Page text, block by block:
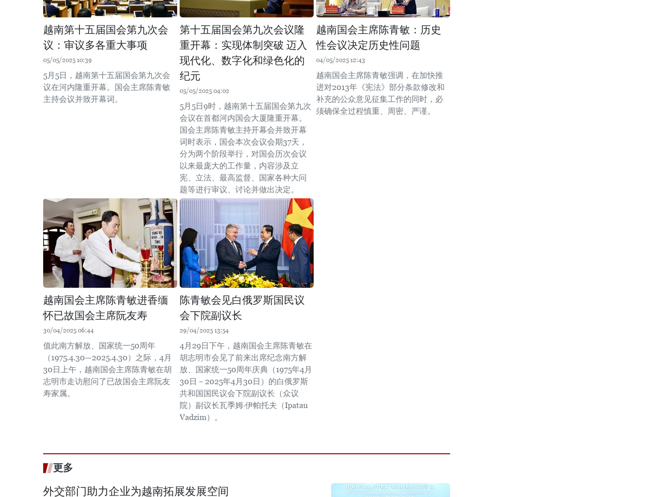
越南第十五届国会第九次会
议：审议多各重大事项
05/05/2025 10:39
5月5日，越南第十五届国会第九次会
议在河内隆重开幕。国会主席陈青敏
主持会议并致开幕词。
第十五届国会第九次会议隆
重开幕：实现体制突破 迈入
现代化、数字化和绿色化的
纪元
05/05/2025 04:02
5月5日9时，越南第十五届国会第九次
会议在首都河内国会大厦隆重开幕。
国会主席陈青敏主持开幕会并致开幕
词时表示，国会本次会议会期37天，
分为两个阶段举行，对国会历次会议
以来最庞大的工作量，内容涉及立
宪、立法、最高监督、国家各种大问
题等进行审议、讨论并做出决定。
越南国会主席陈青敏：历史
性会议决定历史性问题
04/05/2025 12:43
越南国会主席陈青敏强调，在加快推
进对2013年《宪法》部分条款修改和
补充的公众意见征集工作的同时，必
须确保全过程慎重、周密、严谨。
越南国会主席陈青敏进香缅
怀已故国会主席阮友寿
30/04/2025 06:44
值此南方解放、国家统一50周年
（1975.4.30—2025.4.30）之际，4月
30日上午，越南国会主席陈青敏在胡
志明市走访慰问了已故国会主席阮友
寿家属。 ​
陈青敏会见白俄罗斯国民议
会下院副议长
29/04/2025 13:54
4月29日下午，越南国会主席陈青敏在
胡志明市会见了前来出席纪念南方解
放、国家统一50周年庆典（1975年4月
30日－2025年4月30日）的白俄罗斯
共和国国民议会下院副议长（众议
院）副议长瓦季姆·伊帕托夫（Ipatau
Vadzim）。
更多
外交部门助力企业为越南拓展发展空间